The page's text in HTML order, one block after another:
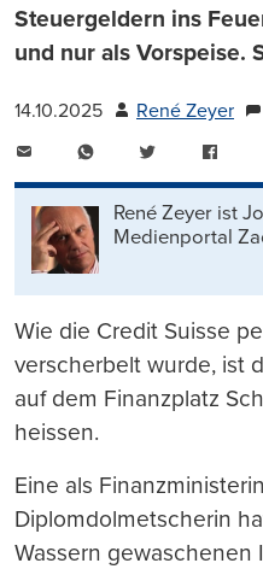
Steuergeldern ins
und nur als Vorspeise.
14.10.2025 René Zeyer
WhatsAppTwitter
René Zeyer ist
Medienportal
Wie die Credit Suisse
verscherbelt wurde, ist
auf dem Finanzplatz
heissen.
Eine als
Diplomdolmetscherin
Wassern